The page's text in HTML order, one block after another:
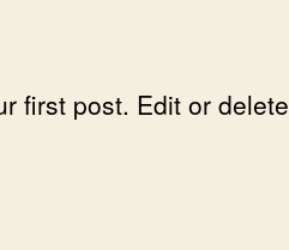
first post. Edit or delete